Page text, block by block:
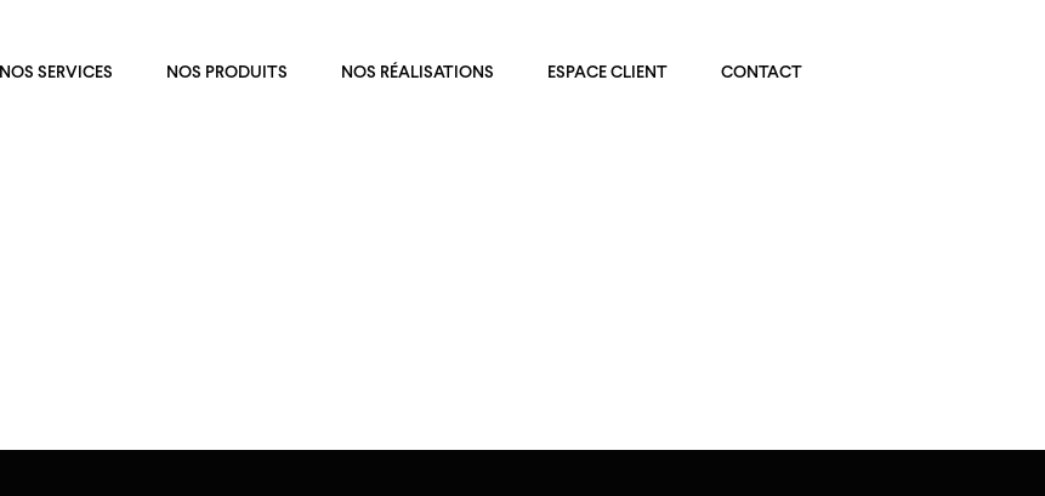
NOS SERVICES NOS PRODUITS NOS RÉALISATIONS ESPACE CLIENT CONTACT